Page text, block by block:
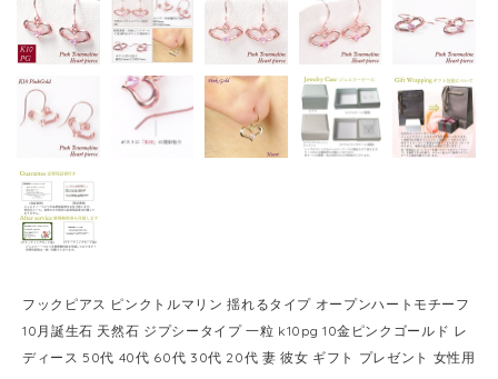
フックピアス ピンクトルマリン 揺れるタイプ オープンハートモチーフ
10月誕生石 天然石 ジプシータイプ 一粒 k10pg 10金ピンクゴールド レ
ディース 50代 40代 60代 30代 20代 妻 彼女 ギフト プレゼント 女性用